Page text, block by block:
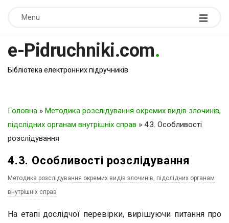
Menu
e-Pidruchniki.com.
Бібліотека електронних підручників
Головна » Методика розслідування окремих видів злочинів,
підслідних органам внутрішніх справ » 4.3. Особливості
розслідування
4.3. Особливості розслідування
Методика розслідування окремих видів злочинів, підслідних органам
внутрішніх справ
На етапі дослідчої перевірки, вирішуючи питання про